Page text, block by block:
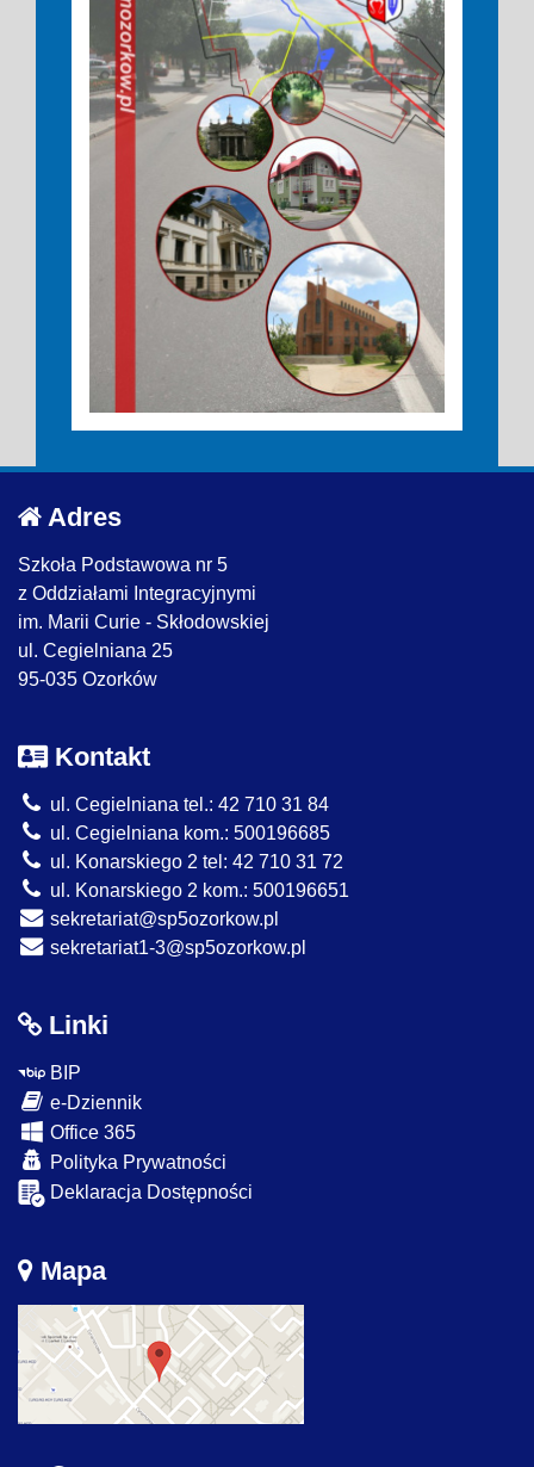
Adres
Szkoła Podstawowa nr 5
z Oddziałami Integracyjnymi
im. Marii Curie - Skłodowskiej
ul. Cegielniana 25
95-035 Ozorków
Kontakt
ul. Cegielniana tel.: 42 710 31 84
ul. Cegielniana kom.: 500196685
ul. Konarskiego 2 tel: 42 710 31 72
ul. Konarskiego 2 kom.: 500196651
sekretariat@sp5ozorkow.pl
sekretariat1-3@sp5ozorkow.pl
Linki
BIP
e-Dziennik
Office 365
Polityka Prywatności
Deklaracja Dostępności
Mapa